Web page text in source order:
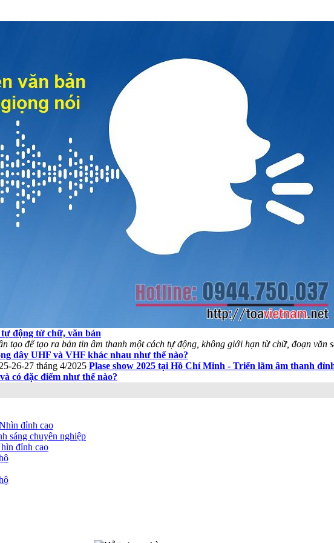
động từ chữ, văn bản
để tạo ra bản tin âm thanh một cách tự động, không giới hạn từ chữ, đoạn văn
dây UHF và VHF khác nhau như thế nào?
Plase show 2025 tại Hồ Chí Minh - Triển lãm âm thanh
có đặc điểm như thế nào?
đỉnh cao
sáng chuyên nghiệp
đỉnh cao